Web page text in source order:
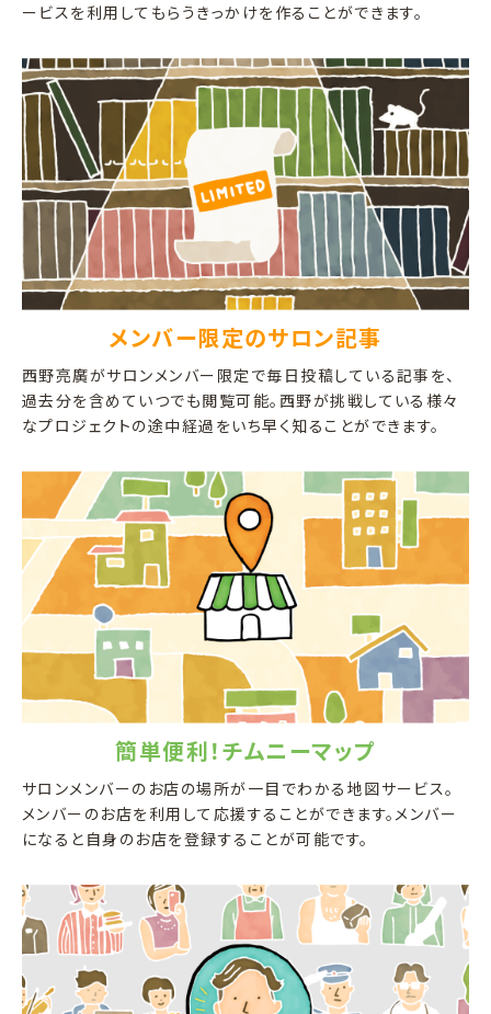
ービスを利用してもらうきっかけを作ることができます。
メンバー限定のサロン記事
西野亮廣がサロンメンバー限定で毎日投稿している記事を、
過去分を含めていつでも閲覧可能。西野が挑戦している様々
なプロジェクトの途中経過をいち早く知ることができます。
簡単便利！チムニーマップ
サロンメンバーのお店の場所が一目でわかる地図サービス。
メンバーのお店を利用して応援することができます。メンバー
になると自身のお店を登録することが可能です。